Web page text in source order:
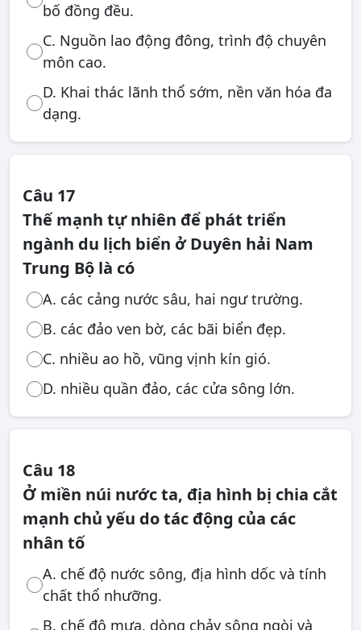
bố đồng đều.
C. Nguồn lao động đông, trình độ chuyên
môn cao.
D. Khai thác lãnh thổ sớm, nền văn hóa đa
dạng.
Câu 17
Thế mạnh tự nhiên để phát triển
ngành du lịch biển ở Duyên hải Nam
Trung Bộ là có
A. các cảng nước sâu, hai ngư trường.
B. các đảo ven bờ, các bãi biển đẹp.
C. nhiều ao hồ, vũng vịnh kín gió.
D. nhiều quần đảo, các cửa sông lớn.
Câu 18
Ở miền núi nước ta, địa hình bị chia cắt
mạnh chủ yếu do tác động của các
nhân tố
A. chế độ nước sông, địa hình dốc và tính
chất thổ nhưỡng.
B. chế độ mưa, dòng chảy sông ngòi và